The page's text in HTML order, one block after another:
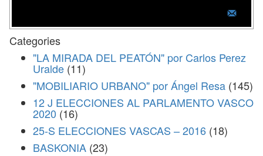
Categories
"LA MIRADA DEL PEATÓN" por Carlos Perez
Uralde (11)
"MOBILIARIO URBANO" por Ángel Resa (145)
12 J ELECCIONES AL PARLAMENTO VASCO
2020 (16)
25-S ELECCIONES VASCAS – 2016 (18)
BASKONIA (23)